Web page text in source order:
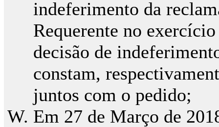
indeferimento da
Requerente no
decisão de
constam,
juntos com o pedido;
Em 27 de Março de